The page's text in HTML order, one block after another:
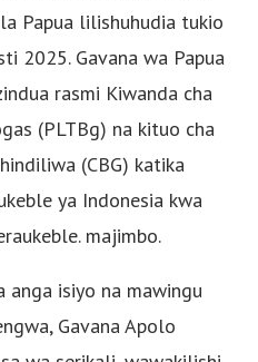
Papua lilishuhudia tukio
2025. Gavana wa Papua
rasmi Kiwanda cha
(PLTBg) na kituo cha
(CBG) katika
ya Indonesia kwa
majimbo.
anga isiyo na mawingu
Gavana Apolo